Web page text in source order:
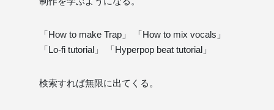
「How to make Trap」 「How to mix vocals」
「Lo-fi tutorial」 「Hyperpop beat tutorial」
検索すれば無限に出てくる。